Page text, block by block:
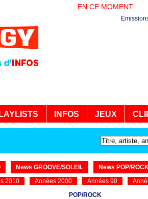
EN CE MOMENT :
INFOS JEUX
News GROOVE/SOLEIL
News POP/
2010 Années 2000 Années 90
POP/ROCK